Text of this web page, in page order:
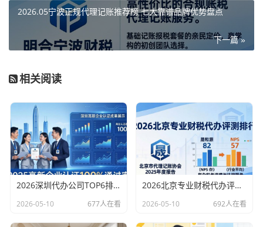
2026.05宁波正规代理记账推荐榜 七大靠谱品牌优势盘点
下一篇 »
相关阅读
2026深圳代办公司TOP6排行：哪家注册财税口碑最好？
2026-05-10 677人在看
2026北京专业财税代办评测排行，十大机构推荐
2026-05-10 692人在看